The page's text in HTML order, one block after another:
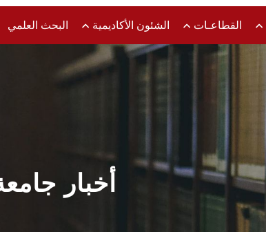
القطاعـات الشئون الأكاديمية البحث العلمي
أخبار